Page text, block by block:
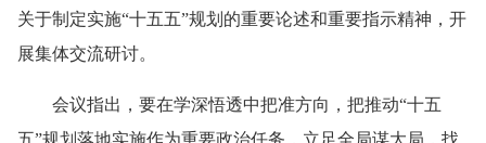
关于制定实施“十五五”规划的重要论述和重要指示精神，开
展集体交流研讨。
会议指出，要在学深悟透中把准方向，把推动“十五